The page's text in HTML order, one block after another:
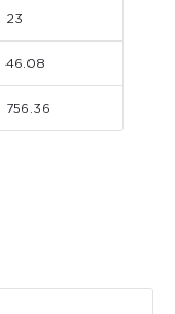
23
46.08
756.36